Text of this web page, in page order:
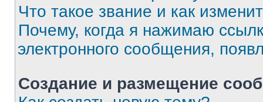
Что такое звание и как
Почему, когда я нажимаю
электронного сообщения,
Создание и размещение